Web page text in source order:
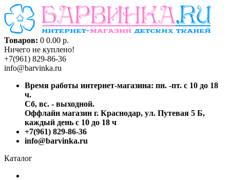
Товаров: 0 0.00 р.
Ничего не куплено!
+7(961) 829-86-36
info@barvinka.ru
Время работы интернет-магазина: пн. -пт. с 10 до 18
ч.
Сб, вс. - выходной.
Оффлайн магазин г. Краснодар, ул. Путевая 5 Б,
каждый день с 10 до 18 ч
+7(961) 829-86-36
info@barvinka.ru
Каталог